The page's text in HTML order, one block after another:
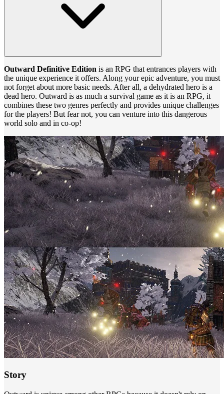
Outward Definitive Edition is an RPG that entrances players with
the unique experience it offers. Along your epic adventure, you must
not forget about more basic needs. After all, a dehydrated hero is a
dead hero. Outward is as much a survival game as it is an RPG, it
combines these two genres perfectly and provides unique challenges
for the players! But fear not, you can venture into this dangerous
world solo and in co-op!
Story